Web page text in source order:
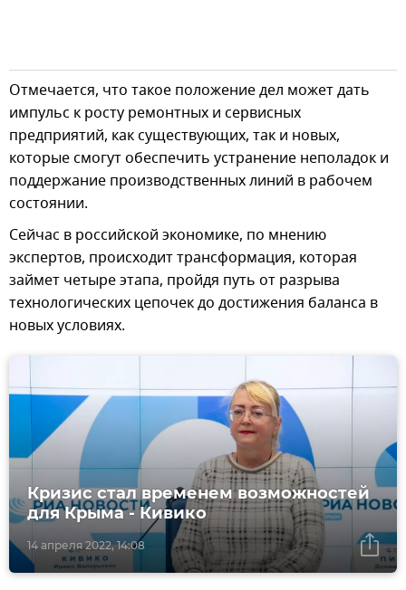
Отмечается, что такое положение дел может дать
импульс к росту ремонтных и сервисных
предприятий, как существующих, так и новых,
которые смогут обеспечить устранение неполадок и
поддержание производственных линий в рабочем
состоянии.
Сейчас в российской экономике, по мнению
экспертов, происходит трансформация, которая
займет четыре этапа, пройдя путь от разрыва
технологических цепочек до достижения баланса в
новых условиях.
14 апреля 2022, 14:08
Кризис стал временем возможностей
для Крыма - Кивико